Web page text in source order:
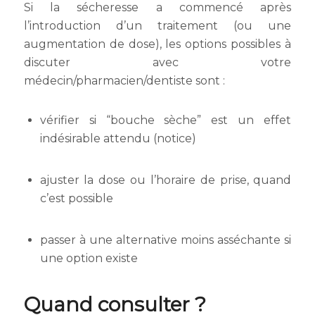
Si la sécheresse a commencé après
l’introduction d’un traitement (ou une
augmentation de dose), les options possibles à
discuter avec votre
médecin/pharmacien/dentiste sont :
vérifier si “bouche sèche” est un effet
indésirable attendu (notice)
ajuster la dose ou l’horaire de prise, quand
c’est possible
passer à une alternative moins asséchante si
une option existe
Quand consulter ?